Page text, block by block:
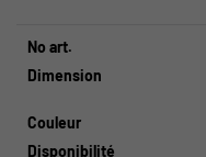
No art.
Dimension
Couleur
Disponibilité